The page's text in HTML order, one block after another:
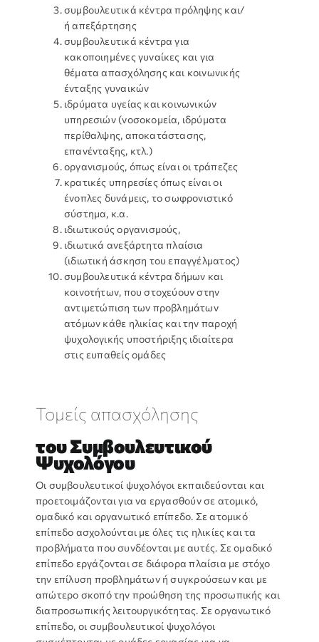
Τομείς απασχόλησης
του Συμβουλευτικού
Ψυχολόγου
Οι συμβουλευτικοί ψυχολόγοι εκπαιδεύονται και
προετοιμάζονται για να εργασθούν σε ατομικό,
ομαδικό και οργανωτικό επίπεδο. Σε ατομικό
επίπεδο ασχολούνται με όλες τις ηλικίες και τα
προβλήματα που συνδέονται με αυτές. Σε ομαδικό
επίπεδο εργάζονται σε διάφορα πλαίσια με στόχο
την επίλυση προβλημάτων ή συγκρούσεων και με
απώτερο σκοπό την προώθηση της προσωπικής και
διαπροσωπικής λειτουργικότητας. Σε οργανωτικό
επίπεδο, οι συμβουλευτικοί ψυχολόγοι
συμβουλευτικά κέντρα πρόληψης και/
ή απεξάρτησης
συμβουλευτικά κέντρα για
κακοποιημένες γυναίκες και για
θέματα απασχόλησης και κοινωνικής
ένταξης γυναικών
ιδρύματα υγείας και κοινωνικών
υπηρεσιών (νοσοκομεία, ιδρύματα
περίθαλψης, αποκατάστασης,
επανένταξης, κτλ.)
οργανισμούς, όπως είναι οι τράπεζες
κρατικές υπηρεσίες όπως είναι οι
ένοπλες δυνάμεις, το σωφρονιστικό
σύστημα, κ.α.
ιδιωτικούς οργανισμούς,
ιδιωτικά ανεξάρτητα πλαίσια
(ιδιωτική άσκηση του επαγγέλματος)
συμβουλευτικά κέντρα δήμων και
κοινοτήτων, που στοχεύουν στην
αντιμετώπιση των προβλημάτων
ατόμων κάθε ηλικίας και την παροχή
ψυχολογικής υποστήριξης ιδιαίτερα
στις ευπαθείς ομάδες